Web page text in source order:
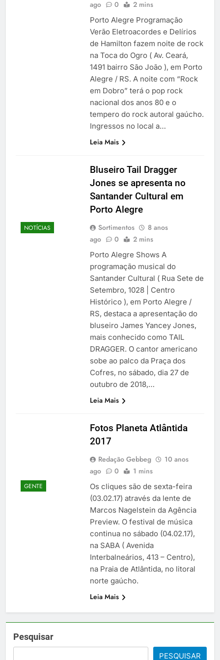
ago
0 2 mins
Porto Alegre Programação
Verão Eletroacordes e Delírios
de Hamilton fazem noite de rock
na Toca do Ogro ( Av. Ceará,
1491 bairro São João ), em Porto
Alegre / RS. A noite com “Rock
em Dobro” terá o pop rock
nacional dos anos 80 e o
tempero do rock autoral gaúcho.
Ingressos no local a…
Leia Mais
NOTÍCIAS
Bluseiro Tail Dragger
Jones se apresenta no
Santander Cultural em
Porto Alegre
Sortimentos
8 anos
ago
0 2 mins
Porto Alegre Shows A
programação musical do
Santander Cultural ( Rua Sete de
Setembro, 1028 | Centro
Histórico ), em Porto Alegre /
RS, destaca a apresentação do
bluseiro James Yancey Jones,
mais conhecido como TAIL
DRAGGER. O cantor americano
sobe ao palco da Praça dos
Cofres, no sábado, dia 27 de
outubro de 2018,…
Leia Mais
GENTE
Fotos Planeta Atlântida
2017
Redação Gebbeg
10 anos
ago
0 1 mins
Os cliques são de sexta-feira
(03.02.17) através da lente de
Marcos Nagelstein da Agência
Preview. O festival de música
continua no sábado (04.02.17),
na SABA ( Avenida
Interbalneários, 413 – Centro),
na Praia de Atlântida, no litoral
norte gaúcho.
Leia Mais
Pesquisar
PESQUISAR